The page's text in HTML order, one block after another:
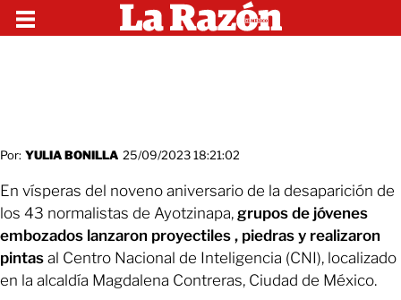
Por: YULIA BONILLA 25/09/2023 18:21:02
En vísperas del noveno aniversario de la desaparición de
los 43 normalistas de Ayotzinapa, grupos de jóvenes
embozados lanzaron proyectiles , piedras y realizaron
pintas al Centro Nacional de Inteligencia (CNI), localizado
en la alcaldía Magdalena Contreras, Ciudad de México.